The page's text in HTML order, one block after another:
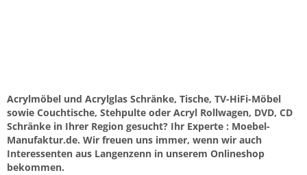
Acrylmöbel und Acrylglas Schränke, Tische, TV-HiFi-Möbel
sowie Couchtische, Stehpulte oder Acryl Rollwagen, DVD, CD
Schränke in Ihrer Region gesucht? Ihr Experte : Moebel-
Manufaktur.de. Wir freuen uns immer, wenn wir auch
Interessenten aus Langenzenn in unserem Onlineshop
bekommen.